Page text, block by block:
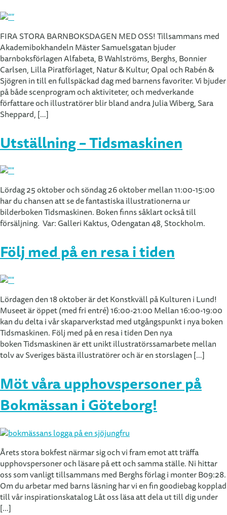
FIRA STORA BARNBOKSDAGEN MED OSS! Tillsammans med
Akademibokhandeln Mäster Samuelsgatan bjuder
barnboksförlagen Alfabeta, B Wahlströms, Berghs, Bonnier
Carlsen, Lilla Piratförlaget, Natur & Kultur, Opal och Rabén &
Sjögren in till en fullspäckad dag med barnens favoriter. Vi bjuder
på både scenprogram och aktiviteter, och medverkande
författare och illustratörer blir bland andra Julia Wiberg, Sara
Sheppard, […]
Utställning – Tidsmaskinen
Lördag 25 oktober och söndag 26 oktober mellan 11:00-15:00
har du chansen att se de fantastiska illustrationerna ur
bilderboken Tidsmaskinen. Boken finns såklart också till
försäljning. Var: Galleri Kaktus, Odengatan 48, Stockholm.
Följ med på en resa i tiden
Lördagen den 18 oktober är det Konstkväll på Kulturen i Lund!
Museet är öppet (med fri entré) 16:00-21:00 Mellan 16:00-19:00
kan du delta i vår skaparverkstad med utgångspunkt i nya boken
Tidsmaskinen. Följ med på en resa i tiden Den nya
boken Tidsmaskinen är ett unikt illustratörssamarbete mellan
tolv av Sveriges bästa illustratörer och är en storslagen […]
Möt våra upphovspersoner på
Bokmässan i Göteborg!
Årets stora bokfest närmar sig och vi fram emot att träffa
upphovspersoner och läsare på ett och samma ställe. Ni hittar
oss som vanligt tillsammans med Berghs förlag i monter B09:28.
Om du arbetar med barns läsning har vi en fin goodiebag kopplad
till vår inspirationskatalog Låt oss läsa att dela ut till dig under
[…]